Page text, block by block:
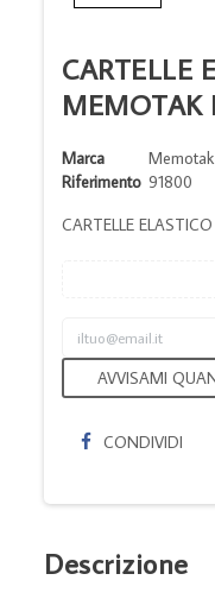
CARTELLE
MEMOTAK
Marca
Memotak
Riferimento 91800
CARTELLE
AVVISAMI
CONDIVIDI
Descrizione